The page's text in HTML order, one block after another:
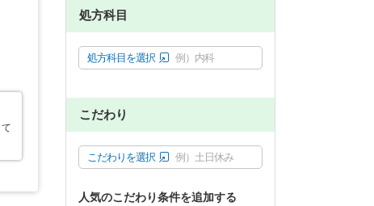
処方科目
処方科目を選択 例）内科
こだわり
こだわりを選択 例）土日休み
人気のこだわり条件を追加する